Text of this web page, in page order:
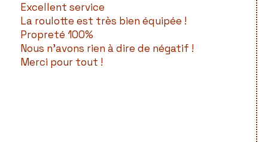
Excellent service
La roulotte est très bien équipée !
Propreté 100%
Nous n’avons rien à dire de négatif !
Merci pour tout !